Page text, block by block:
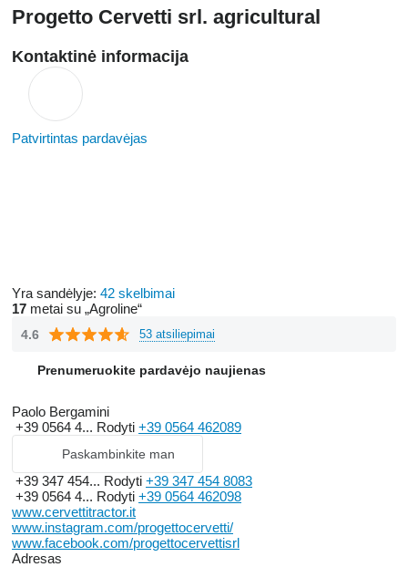
Progetto Cervetti srl. agricultural
Kontaktinė informacija
Patvirtintas pardavėjas
Yra sandėlyje: 42 skelbimai
17 metai su „Agroline“
4.6 53 atsiliepimai
Prenumeruokite pardavėjo naujienas
Paolo Bergamini
+39 0564 4... Rodyti +39 0564 462089
Paskambinkite man
+39 347 454... Rodyti +39 347 454 8083
+39 0564 4... Rodyti +39 0564 462098
www.cervettitractor.it
www.instagram.com/progettocervetti/
www.facebook.com/progettocervettisrl
Adresas